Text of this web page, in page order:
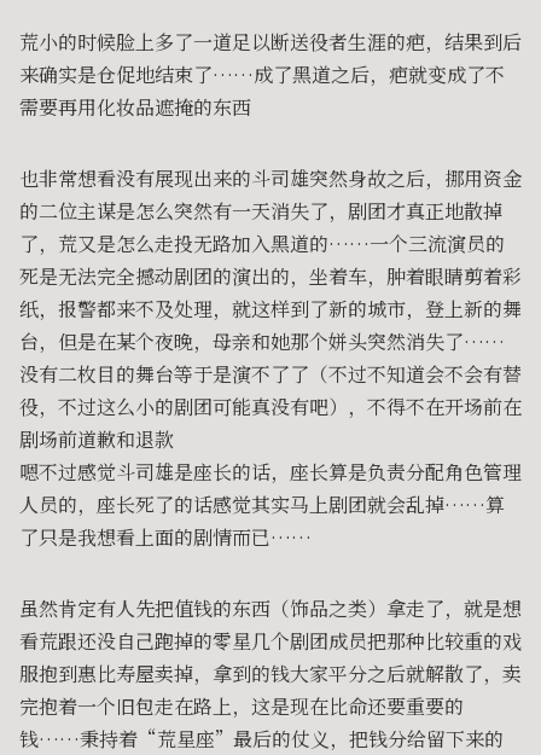
荒小的时候脸上多了一道足以断送役者生涯的疤，结果到后
来确实是仓促地结束了……成了黑道之后，疤就变成了不
需要再用化妆品遮掩的东西
也非常想看没有展现出来的斗司雄突然身故之后，挪用资金
的二位主谋是怎么突然有一天消失了，剧团才真正地散掉
了，荒又是怎么走投无路加入黑道的……一个三流演员的
死是无法完全撼动剧团的演出的，坐着车，肿着眼睛剪着彩
纸，报警都来不及处理，就这样到了新的城市，登上新的舞
台，但是在某个夜晚，母亲和她那个姘头突然消失了……
没有二枚目的舞台等于是演不了了（不过不知道会不会有替
役，不过这么小的剧团可能真没有吧），不得不在开场前在
剧场前道歉和退款
嗯不过感觉斗司雄是座长的话，座长算是负责分配角色管理
人员的，座长死了的话感觉其实马上剧团就会乱掉……算
了只是我想看上面的剧情而已……
虽然肯定有人先把值钱的东西（饰品之类）拿走了，就是想
看荒跟还没自己跑掉的零星几个剧团成员把那种比较重的戏
服抱到惠比寿屋卖掉，拿到的钱大家平分之后就解散了，卖
完抱着一个旧包走在路上，这是现在比命还要重要的
钱……秉持着“荒星座”最后的仗义，把钱分给留下来的